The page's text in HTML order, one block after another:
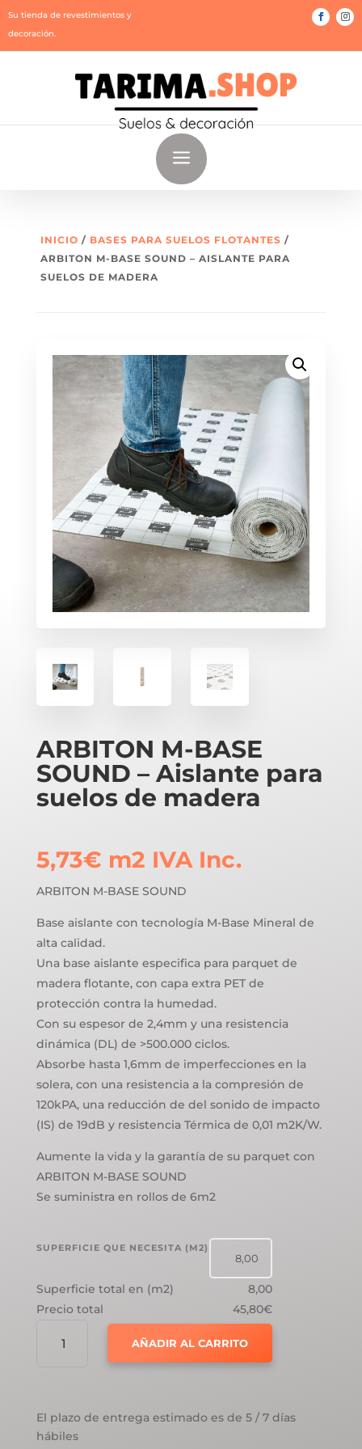
Su tienda de revestimientos y
decoración.
a
INICIO / BASES PARA SUELOS FLOTANTES /
ARBITON M-BASE SOUND – AISLANTE PARA
SUELOS DE MADERA
ARBITON M-BASE
SOUND – Aislante para
suelos de madera
5,73€ m2 IVA Inc.
ARBITON M-BASE SOUND
Base aislante con tecnología M-Base Mineral de
alta calidad.
Una base aislante especifica para parquet de
madera flotante, con capa extra PET de
protección contra la humedad.
Con su espesor de 2,4mm y una resistencia
dinámica (DL) de >500.000 ciclos.
Absorbe hasta 1,6mm de imperfecciones en la
solera, con una resistencia a la compresión de
120kPA, una reducción de del sonido de impacto
(IS) de 19dB y resistencia Térmica de 0,01 m2K/W.
Aumente la vida y la garantía de su parquet con
ARBITON M-BASE SOUND
Se suministra en rollos de 6m2
SUPERFICIE QUE NECESITA (M2)
Superficie total en (m2)
8,00
Precio total
45,80€
AISLANTE
PARA
AÑADIR AL CARRITO
El plazo de entrega estimado es de 5 / 7 días
hábiles